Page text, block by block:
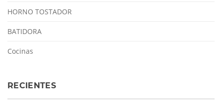
HORNO TOSTADOR
BATIDORA
Cocinas
RECIENTES